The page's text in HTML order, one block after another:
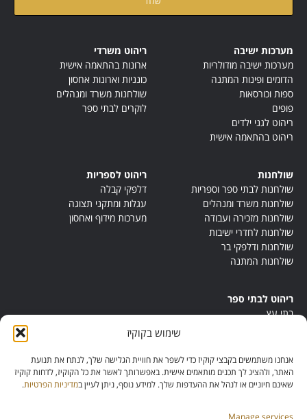
שימוש בקוקיז
אנחנו משתמשים בקבצי קוקיז כדי לשפר את חוויית הגלישה שלך, לנתח את תנועת
האתר, ולהציג לך תכנים מותאמים אישית. באפשרותך לאשר את כל הקוקיז, לדחות קוקיז
שאינם חיוניים או לנהל את ההעדפות שלך. למידע נוסף, ניתן לעיין במדיניות הפרטיות.
Manage services
מערכות ישיבה
מערכות ישיבה מודולריות
הדומים ופינות המתנה
ספות וכורסאות
פופים
ריהוט לגני ילדים
ריהוט בהתאמה אישית
ריהוט משרדי
ארונות בהתאמה אישית
כונניות וארונות אחסון
שולחנות משרד ומנהלים
לוקרים לבתי ספר
שולחנות
שולחנות לבתי ספר וספריות
שולחנות משרד ומנהלים
שולחנות מזכירה ועבודה
שולחנות לחדרי ישיבות
שולחנות ודלפקי בר
שולחנות המתנה
ריהוט לספריות
דלפקי קבלה
עגלות ומתקני תצוגה
מערכות מידוף ואחסון
ריהוט לבתי ספר
בתי עץ
ריהוט מונטסורי
ריהוט אנתרופוסופי